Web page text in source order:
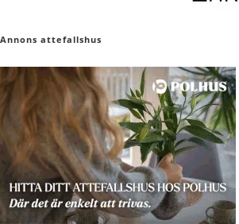
Annons attefallshus